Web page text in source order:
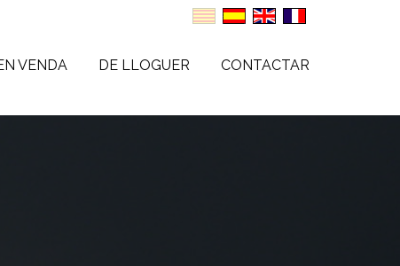
VENDA DE LLOGUER CONTACTAR